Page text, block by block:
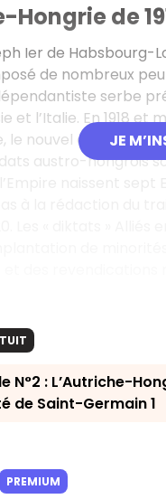
JE
Hongrie de
Ier de Habsbourg-
de nombreux
serbe
et l’Italie. En 1918
le nouvel empereur
austro-hongrois
N°2 : L’Autriche-
de Saint-Germain 1
PREMIUM